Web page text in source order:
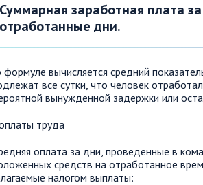
Суммарная заработная плата
отработанные дни.
вычисляется средний
все сутки, что человек
вынужденной задержки или
оплата за дни, проведенные в
средств на отработанное
налогом выплаты: